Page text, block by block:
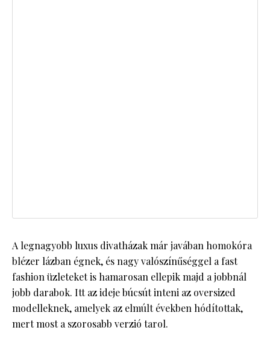
A legnagyobb luxus divatházak már javában homokóra
blézer lázban égnek, és nagy valószínűséggel a fast
fashion üzleteket is hamarosan ellepik majd a jobbnál
jobb darabok. Itt az ideje búcsút inteni az oversized
modelleknek, amelyek az elmúlt években hódítottak,
mert most a szorosabb verzió tarol.